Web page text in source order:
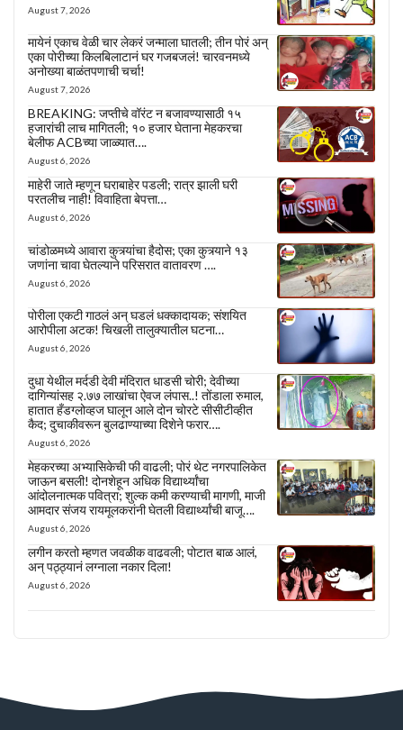
August 7, 2026
मायेनं एकाच वेळी चार लेकरं जन्माला घातली; तीन पोरं अन्
एका पोरीच्या किलबिलाटानं घर गजबजलं! चारवनमध्ये
अनोख्या बाळंतपणाची चर्चा!
August 7, 2026
BREAKING: जप्तीचे वॉरंट न बजावण्यासाठी १५
हजारांची लाच मागितली; १० हजार घेताना मेहकरचा
बेलीफ ACBच्या जाळ्यात….
August 6, 2026
माहेरी जाते म्हणून घराबाहेर पडली; रात्र झाली घरी
परतलीच नाही! विवाहिता बेपत्ता…
August 6, 2026
चांडोळमध्ये आवारा कुत्र्यांचा हैदोस; एका कुत्र्याने १३
जणांना चावा घेतल्याने परिसरात वातावरण ….
August 6, 2026
पोरीला एकटी गाठलं अन् घडलं धक्कादायक; संशयित
आरोपीला अटक! चिखली तालुक्यातील घटना…
August 6, 2026
दुधा येथील मर्दडी देवी मंदिरात धाडसी चोरी; देवीच्या
दागिन्यांसह २.७७ लाखांचा ऐवज लंपास..! तोंडाला रुमाल,
हातात हँडग्लोव्हज घालून आले दोन चोरटे सीसीटीव्हीत
कैद; दुचाकीवरून बुलढाण्याच्या दिशेने फरार….
August 6, 2026
मेहकरच्या अभ्यासिकेची फी वाढली; पोरं थेट नगरपालिकेत
जाऊन बसली! दोनशेहून अधिक विद्यार्थ्यांचा
आंदोलनात्मक पवित्रा; शुल्क कमी करण्याची मागणी, माजी
आमदार संजय रायमूलकरांनी घेतली विद्यार्थ्यांची बाजू….
August 6, 2026
लगीन करतो म्हणत जवळीक वाढवली; पोटात बाळ आलं,
अन् पठ्ठ्यानं लग्नाला नकार दिला!
August 6, 2026